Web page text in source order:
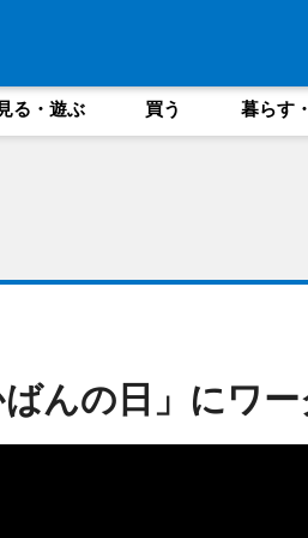
る・遊ぶ 買う 暮らす
んの日」にワ